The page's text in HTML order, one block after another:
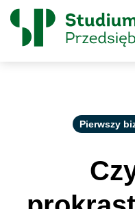
Skip to content
Główne
Logo
Pierwszy